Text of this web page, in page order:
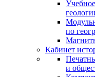
по
Кабинет
и